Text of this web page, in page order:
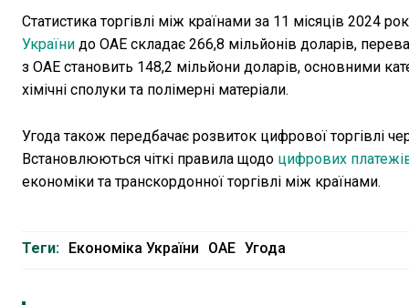
Статистика торгівлі між країнами за 11 місяців 2024
України до ОАЕ складає 266,8 мільйонів доларів,
з ОАЕ становить 148,2 мільйони доларів, основними
хімічні сполуки та полімерні матеріали.
Угода також передбачає розвиток цифрової торгівлі
Встановлюються чіткі правила щодо цифрових
економіки та транскордонної торгівлі між країнами.
Теги: Економіка України ОАЕ Угода